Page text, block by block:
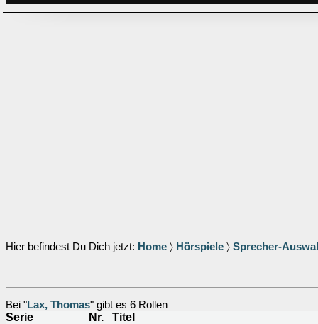
Hier befindest Du Dich jetzt: Home 〉 Hörspiele 〉 Sprecher-
Bei "Lax, Thomas" gibt es 6 Rollen
Serie Nr.
Titel